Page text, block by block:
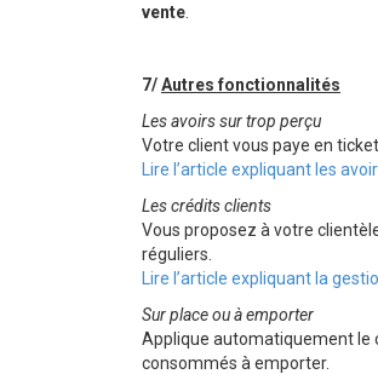
vente
7/Autres fonctionnalités
Les avoirs sur trop perçu
Votre client vous paye en
Lire l’article expliquant les
Les crédits clients
Vous proposez à votre
réguliers.
Lire l’article expliquant la
Sur place ou à emporter
Applique automatiquement le
consommés à emporter.